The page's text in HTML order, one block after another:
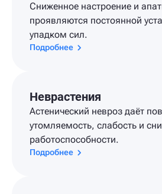
Сниженное настроение и
проявляются постоянной
упадком сил.
Подробнее
Неврастения
Астенический невроз даёт
утомляемость, слабость и
работоспособности.
Подробнее